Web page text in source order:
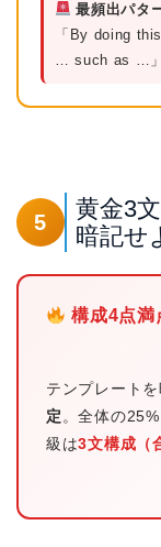
最頻出パタ
「By doing
… such as …」
5
黄金3
暗記せ
構成4点満
テンプレート
定 。全体の
級は3文構成（